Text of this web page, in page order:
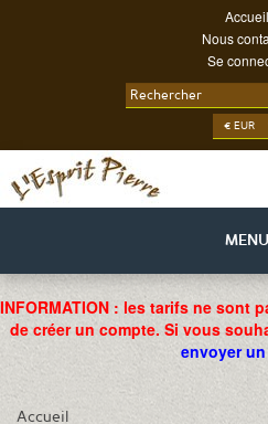
Accueil
Nous
Se
€ EUR
MENU
INFORMATION : les tarifs ne sont
de créer un compte. Si vous
envoyer
Accueil